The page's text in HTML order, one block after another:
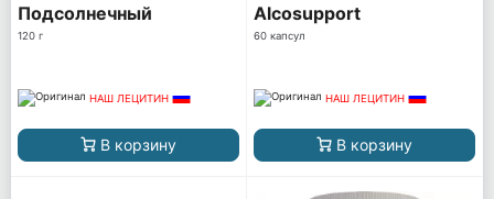
Подсолнечный
120 г
НАШ ЛЕЦИТИН
В корзину
Alcosupport
60 капсул
НАШ ЛЕЦИТИН
В корзину